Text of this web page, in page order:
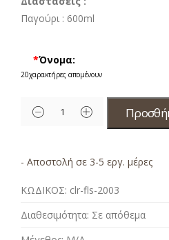
Παγούρι : 600ml
*Όνομα:
20χαρακτήρες απομένουν
- Αποστολή σε 3-5 εργ. μέρες
ΚΩΔΙΚΟΣ: clr-fls-2003
Διαθεσιμότητα: Σε απόθεμα